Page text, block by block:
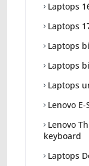
Laptops
Laptops
Laptops
Laptops
Laptops
Lenovo E-
Lenovo
keyboard
Laptops